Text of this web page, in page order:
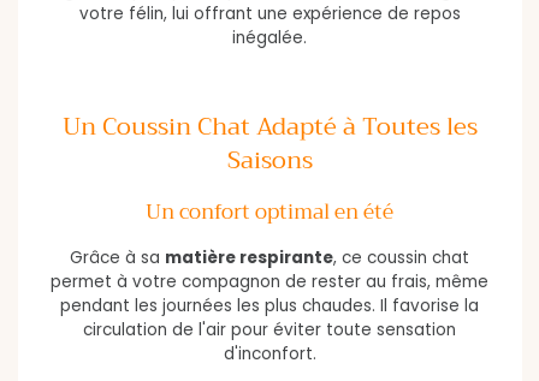
votre félin, lui offrant une expérience de repos
inégalée.
Un Coussin Chat Adapté à Toutes les
Saisons
Un confort optimal en été
Grâce à sa matière respirante, ce coussin chat
permet à votre compagnon de rester au frais, même
pendant les journées les plus chaudes. Il favorise la
circulation de l'air pour éviter toute sensation
d'inconfort.